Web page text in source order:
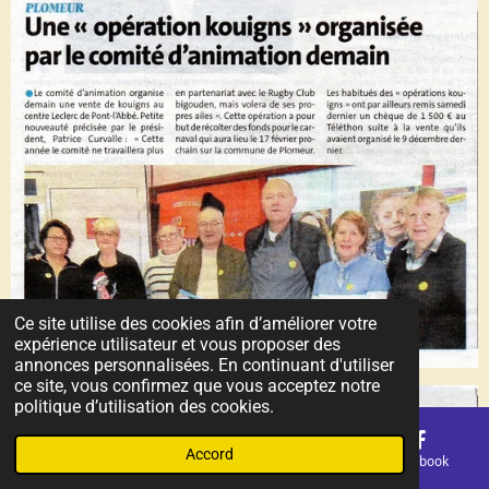
Ce site utilise des cookies afin d’améliorer votre
expérience utilisateur et vous proposer des
annonces personnalisées. En continuant d'utiliser
ce site, vous confirmez que vous acceptez notre
politique d’utilisation des cookies.
Accord
Téléphone Facebook